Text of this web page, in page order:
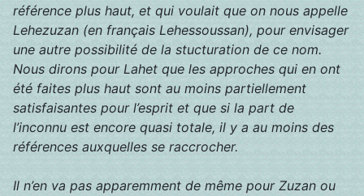
référence plus haut, et qui voulait que on nous appelle
Lehezuzan (en français Lehessoussan), pour envisager
une autre possibilité de la stucturation de ce nom.
Nous dirons pour Lahet que les approches qui en ont
été faites plus haut sont au moins partiellement
satisfaisantes pour l’esprit et que si la part de
l’inconnu est encore quasi totale, il y a au moins des
références auxquelles se raccrocher.
Il n’en va pas apparemment de même pour Zuzan ou